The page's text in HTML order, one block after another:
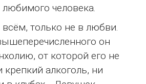
человека.
только не в любви.
он
от которой его не
крепкий алкоголь, ни